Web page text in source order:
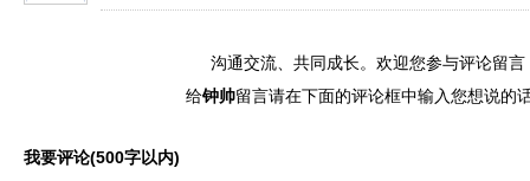
沟通交流、共同成长。欢迎您参与评论留言
给钟帅留言请在下面的评论框中输入您想说的
我要评论(500字以内)